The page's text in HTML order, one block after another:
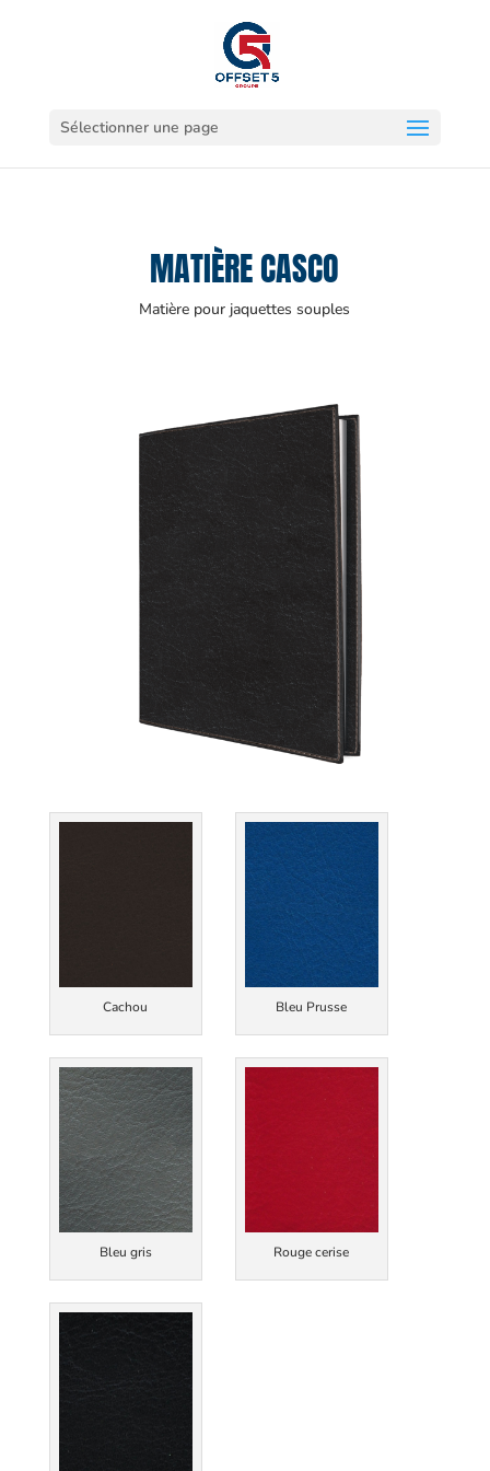
Sélectionner une page
MATIÈRE CASCO
Matière pour jaquettes souples
Cachou Bleu Prusse
Bleu gris Rouge cerise